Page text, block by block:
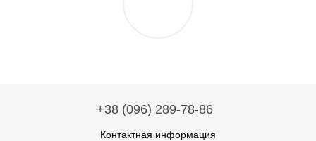
+38 (096) 289-78-86
Контактная информация